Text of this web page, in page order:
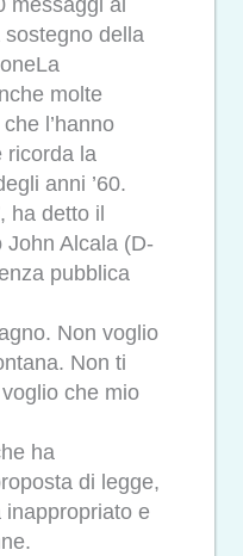
della
molte
l’hanno
ricorda la
anni ’60.
ha detto il
John Alcala (D-
pubblica
Non voglio
Non ti
che mio
ha
di legge,
inappropriato e